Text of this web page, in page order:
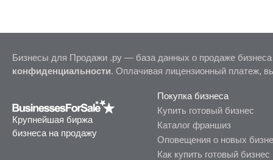
Бизнесы для Продажи .ру — база данных о продаже
конфиденциальности. Оплачивая лицензионный платеж,
Крупнейшая биржа
бизнеса на продажу
Покупка бизнеса
Купить готовый бизнес
Каталог франшиз
Оповещения о новых
Как купить готовый бизнес